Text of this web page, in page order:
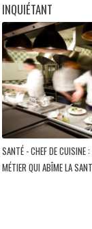
INQUIÉTANT
SANTÉ - CHEF DE CUISINE
MÉTIER QUI ABÎME LA